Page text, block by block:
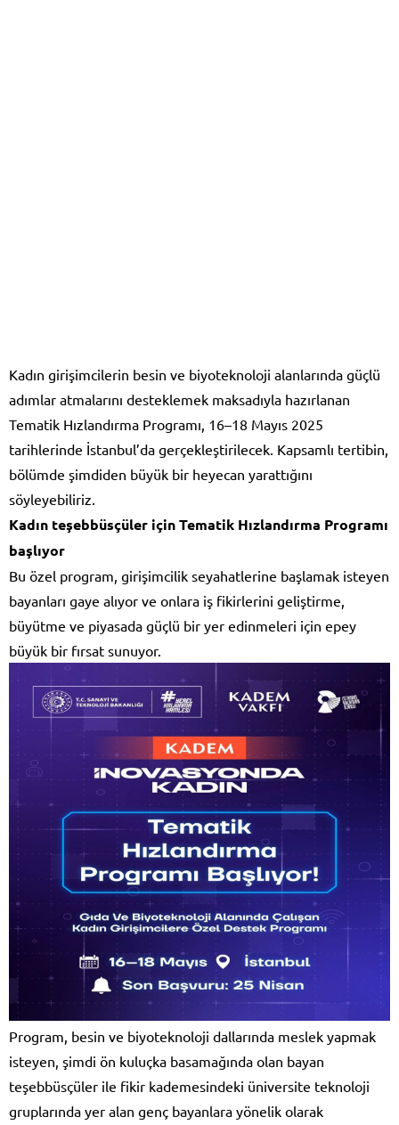
Kadın girişimcilerin besin ve biyoteknoloji alanlarında güçlü
adımlar atmalarını desteklemek maksadıyla hazırlanan
Tematik Hızlandırma Programı, 16–18 Mayıs 2025
tarihlerinde İstanbul’da gerçekleştirilecek. Kapsamlı tertibin,
bölümde şimdiden büyük bir heyecan yarattığını
söyleyebiliriz.
Kadın teşebbüsçüler için Tematik Hızlandırma Programı
başlıyor
Bu özel program, girişimcilik seyahatlerine başlamak isteyen
bayanları gaye alıyor ve onlara iş fikirlerini geliştirme,
büyütme ve piyasada güçlü bir yer edinmeleri için epey
büyük bir fırsat sunuyor.
Program, besin ve biyoteknoloji dallarında meslek yapmak
isteyen, şimdi ön kuluçka basamağında olan bayan
teşebbüsçüler ile fikir kademesindeki üniversite teknoloji
gruplarında yer alan genç bayanlara yönelik olarak